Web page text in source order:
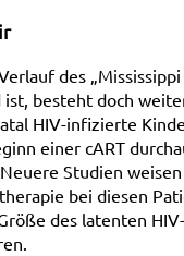
des „Mississippi
besteht doch
HIV-infizierte
einer cART
Studien
bei diesen
des latenten